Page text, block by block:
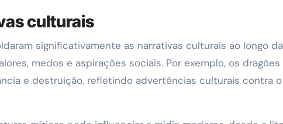
culturais
significativamente as narrativas culturais ao longo
medos e aspirações sociais. Por exemplo, os
e destruição, refletindo advertências culturais contra